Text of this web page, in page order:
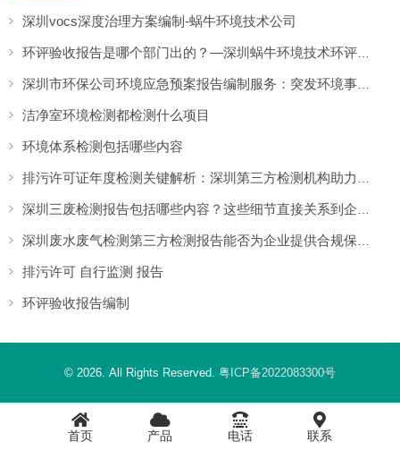
深圳vocs深度治理方案编制-蜗牛环境技术公司
洁净室环境检测都检测什么项目
环境体系检测包括哪些内容
排污许可 自行监测 报告
环评验收报告编制
© 2026. All Rights Reserved. 粤ICP备2022083300号
首页 产品 电话 联系